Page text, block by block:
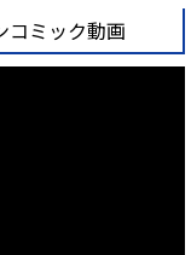
ミック動画